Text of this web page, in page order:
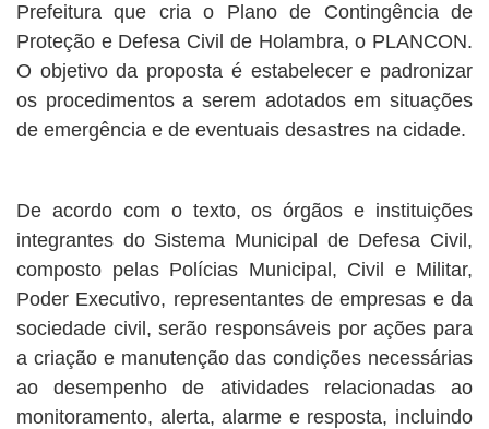
Prefeitura que cria o Plano de Contingência de
Proteção e Defesa Civil de Holambra, o PLANCON.
O objetivo da proposta é estabelecer e padronizar
os procedimentos a serem adotados em situações
de emergência e de eventuais desastres na cidade.
De acordo com o texto, os órgãos e instituições
integrantes do Sistema Municipal de Defesa Civil,
composto pelas Polícias Municipal, Civil e Militar,
Poder Executivo, representantes de empresas e da
sociedade civil, serão responsáveis por ações para
a criação e manutenção das condições necessárias
ao desempenho de atividades relacionadas ao
monitoramento, alerta, alarme e resposta, incluindo